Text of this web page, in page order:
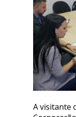
A visitante